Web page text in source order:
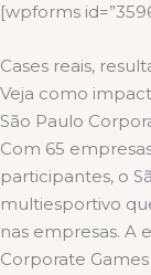
[wpforms
Cases reais,
Veja como
São Paulo
Com 65
participantes, o
multiesportivo
nas empresas. A
Corporate